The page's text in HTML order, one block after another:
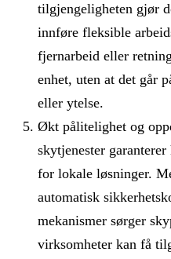
tilgjengeligheten gjør
innføre fleksible
fjernarbeid eller
enhet, uten at det går
eller ytelse.
Økt pålitelighet og
skytjenester
for lokale løsninger.
automatisk
mekanismer sørger
virksomheter kan få